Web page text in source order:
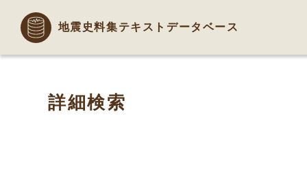
地震史料集テキストデータベース
詳細検索